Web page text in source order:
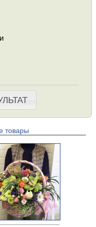
товары